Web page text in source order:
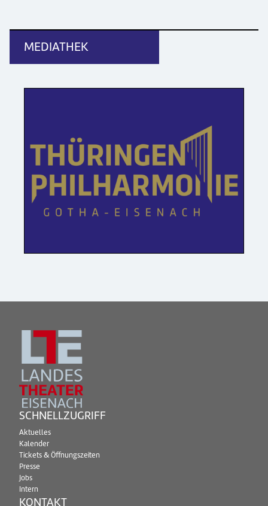
MEDIATHEK
SCHNELLZUGRIFF
Aktuelles
Kalender
Tickets & Öffnungszeiten
Presse
Jobs
Intern
KONTAKT